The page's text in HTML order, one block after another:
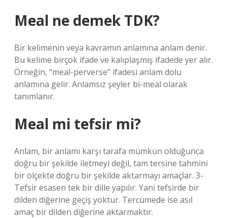
Meal ne demek TDK?
Bir kelimenin veya kavramın anlamına anlam denir.
Bu kelime birçok ifade ve kalıplaşmış ifadede yer alır.
Örneğin, “meal-perverse” ifadesi anlam dolu
anlamına gelir. Anlamsız şeyler bi-meal olarak
tanımlanır.
Meal mi tefsir mi?
Anlam, bir anlamı karşı tarafa mümkün olduğunca
doğru bir şekilde iletmeyi değil, tam tersine tahmini
bir ölçekte doğru bir şekilde aktarmayı amaçlar. 3-
Tefsir esasen tek bir dille yapılır. Yani tefsirde bir
dilden diğerine geçiş yoktur. Tercümede ise asıl
amaç bir dilden diğerine aktarmaktır.